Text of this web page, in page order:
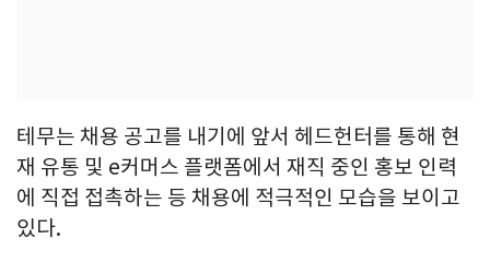
테무는 채용 공고를 내기에 앞서 헤드헌터를 통해 현
재 유통 및 e커머스 플랫폼에서 재직 중인 홍보 인력
에 직접 접촉하는 등 채용에 적극적인 모습을 보이고
있다.